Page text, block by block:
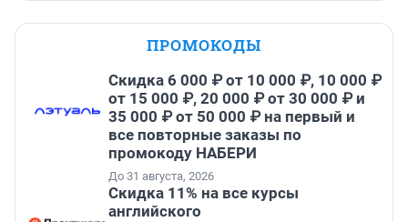
ПРОМОКОДЫ
Скидка 6 000 ₽ от 10 000 ₽, 10 000 ₽
от 15 000 ₽, 20 000 ₽ от 30 000 ₽ и
35 000 ₽ от 50 000 ₽ на первый и
все повторные заказы по
промокоду НАБЕРИ
До 31 августа, 2026
Скидка 11% на все курсы
английского